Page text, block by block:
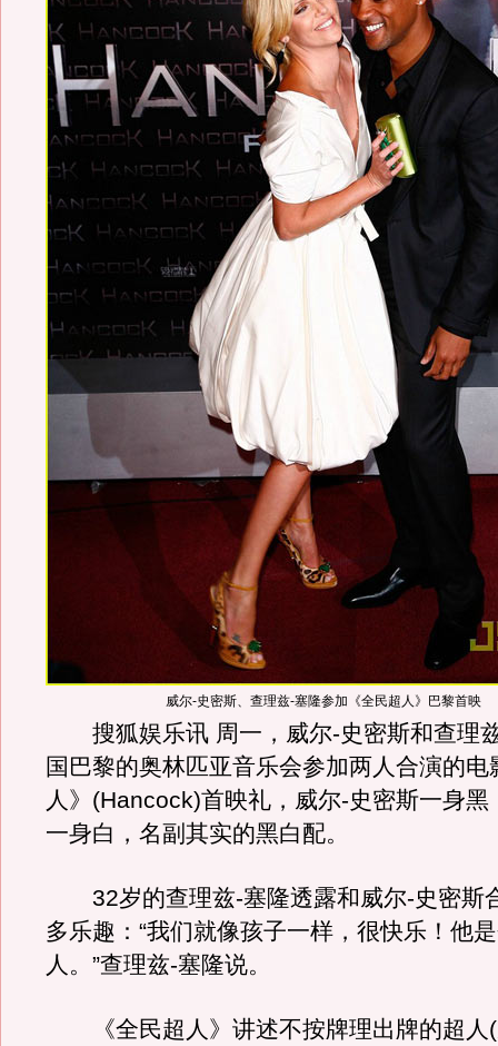
威尔-史密斯、查理兹-塞隆参加《全民超人》巴黎首映
搜狐娱乐讯 周一，威尔-史密斯和查理
国巴黎的奥林匹亚音乐会参加两人合演的电
人》(Hancock)首映礼，威尔-史密斯一身黑
一身白，名副其实的黑白配。
32岁的查理兹-塞隆透露和威尔-史密斯
多乐趣：“我们就像孩子一样，很快乐！他
人。”查理兹-塞隆说。
《全民超人》讲述不按牌理出牌的超人(